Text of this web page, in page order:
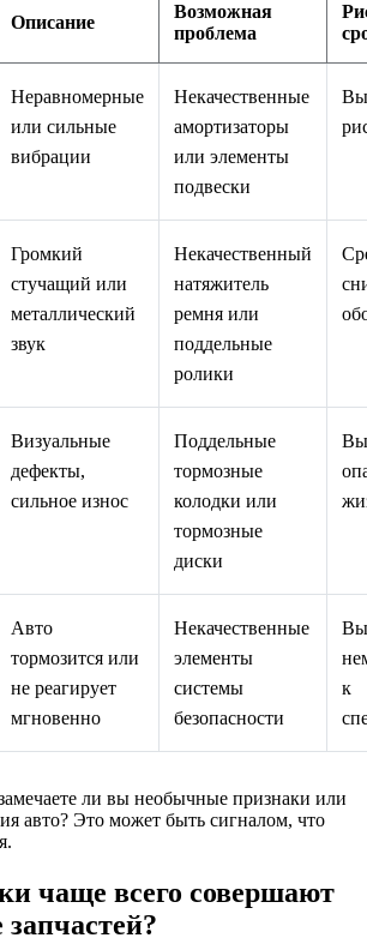
Описание
Возможная
проблема
Неравномерные
или сильные
вибрации
Некачественные
амортизаторы
или элементы
подвески
Громкий
стучащий или
металлический
звук
Некачественный
натяжитель
ремня или
поддельные
ролики
Визуальные
дефекты,
сильное износ
Поддельные
тормозные
колодки или
тормозные
диски
Авто
тормозится или
не реагирует
мгновенно
Некачественные
элементы
системы
безопасности
к
ли вы необычные признаки или
авто? Это может быть сигналом, что
чаще всего совершают